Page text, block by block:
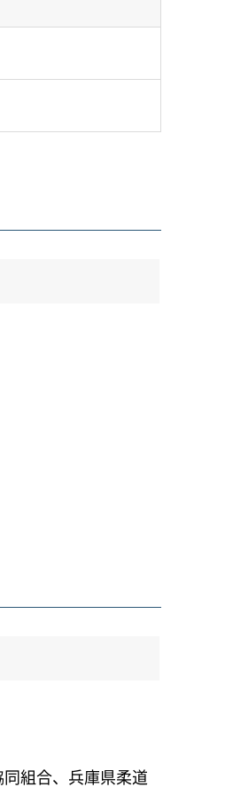
組合、兵庫県柔道